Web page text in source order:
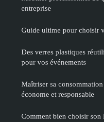
entreprise
Guide ultime pour choisir
Des verres plastiques
pour vos événements
Maîtriser sa
économe et responsable
Comment bien choisir